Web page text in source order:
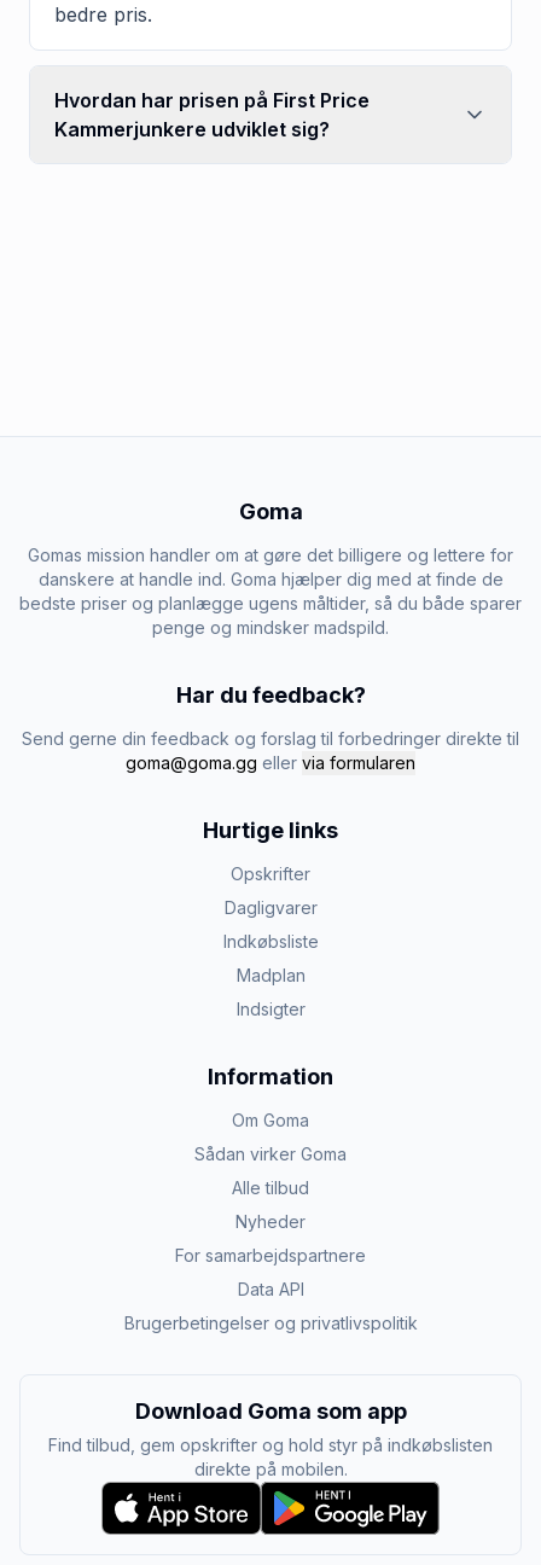
bedre pris.
Hvordan har prisen på First Price
Kammerjunkere udviklet sig?
Goma
Gomas mission handler om at gøre det billigere og lettere for
danskere at handle ind. Goma hjælper dig med at finde de
bedste priser og planlægge ugens måltider, så du både sparer
penge og mindsker madspild.
Har du feedback?
Send gerne din feedback og forslag til forbedringer direkte til
goma@goma.gg eller via formularen
Hurtige links
Opskrifter
Dagligvarer
Indkøbsliste
Madplan
Indsigter
Information
Om Goma
Sådan virker Goma
Alle tilbud
Nyheder
For samarbejdspartnere
Data API
Brugerbetingelser og privatlivspolitik
Download Goma som app
Find tilbud, gem opskrifter og hold styr på indkøbslisten
direkte på mobilen.